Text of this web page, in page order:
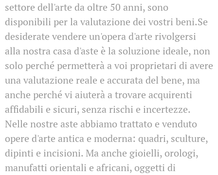
settore dell'arte da oltre 50 anni, sono
disponibili per la valutazione dei vostri beni.Se
desiderate vendere un'opera d'arte rivolgersi
alla nostra casa d'aste è la soluzione ideale, non
solo perché permetterà a voi proprietari di avere
una valutazione reale e accurata del bene, ma
anche perché vi aiuterà a trovare acquirenti
affidabili e sicuri, senza rischi e incertezze.
Nelle nostre aste abbiamo trattato e venduto
opere d'arte antica e moderna: quadri, sculture,
dipinti e incisioni. Ma anche gioielli, orologi,
manufatti orientali e africani, oggetti di